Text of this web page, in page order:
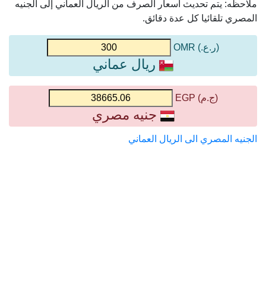
ملاحظه: يتم تحديث أسعار الصرف من الريال العماني إلى الجنيه
المصري تلقائيا كل عدة دقائق.
(ر.ع.) OMR
ريال عماني
(ج.م) EGP
جنيه مصري
الجنيه المصري الى الريال العماني